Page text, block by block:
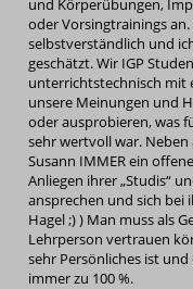
oder Vorsingtrainings
selbstverständlich und
geschätzt. Wir IGP
unterrichtstechnisch mit
unsere Meinungen und
oder ausprobieren, was
sehr wertvoll war.
Susann IMMER ein
Anliegen ihrer „Studis“
ansprechen und sich bei
Hagel ;) ) Man muss als
Lehrperson vertrauen
sehr Persönliches ist
immer zu 100 %.